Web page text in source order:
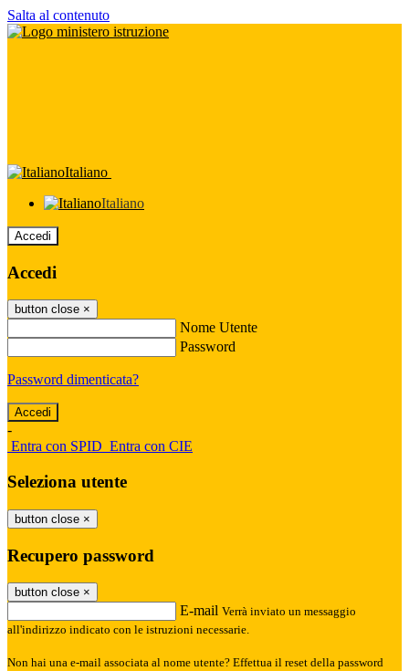
Salta al contenuto
Italiano
Italiano
Accedi
Accedi
button close ×
Nome Utente
Password
Password dimenticata?
-
Entra con SPID Entra con CIE
Seleziona utente
button close ×
Recupero password
button close ×
E-mail Verrà inviato un messaggio
all'indirizzo indicato con le istruzioni necessarie.
Non hai una e-mail associata al nome utente? Effettua il reset della password